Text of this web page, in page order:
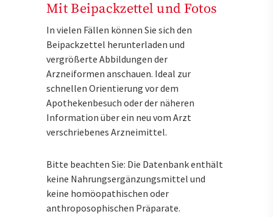
Mit Beipackzettel und Fotos
In vielen Fällen können Sie sich den
Beipackzettel herunterladen und
vergrößerte Abbildungen der
Arzneiformen anschauen. Ideal zur
schnellen Orientierung vor dem
Apothekenbesuch oder der näheren
Information über ein neu vom Arzt
verschriebenes Arzneimittel.
Bitte beachten Sie: Die Datenbank enthält
keine Nahrungsergänzungsmittel und
keine homöopathischen oder
anthroposophischen Präparate.